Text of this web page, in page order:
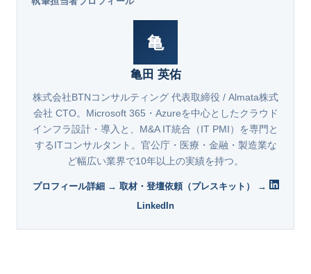
亀
亀田 英佑
株式会社BTNコンサルティング 代表取締役 / Almata株式
会社 CTO。Microsoft 365・Azureを中心としたクラウド
インフラ設計・導入と、M&A IT統合（IT PMI）を専門と
するITコンサルタント。官公庁・医療・金融・製造業な
ど幅広い業界で10年以上の実績を持つ。
プロフィール詳細 → 取材・登壇依頼（プレスキット） →
LinkedIn